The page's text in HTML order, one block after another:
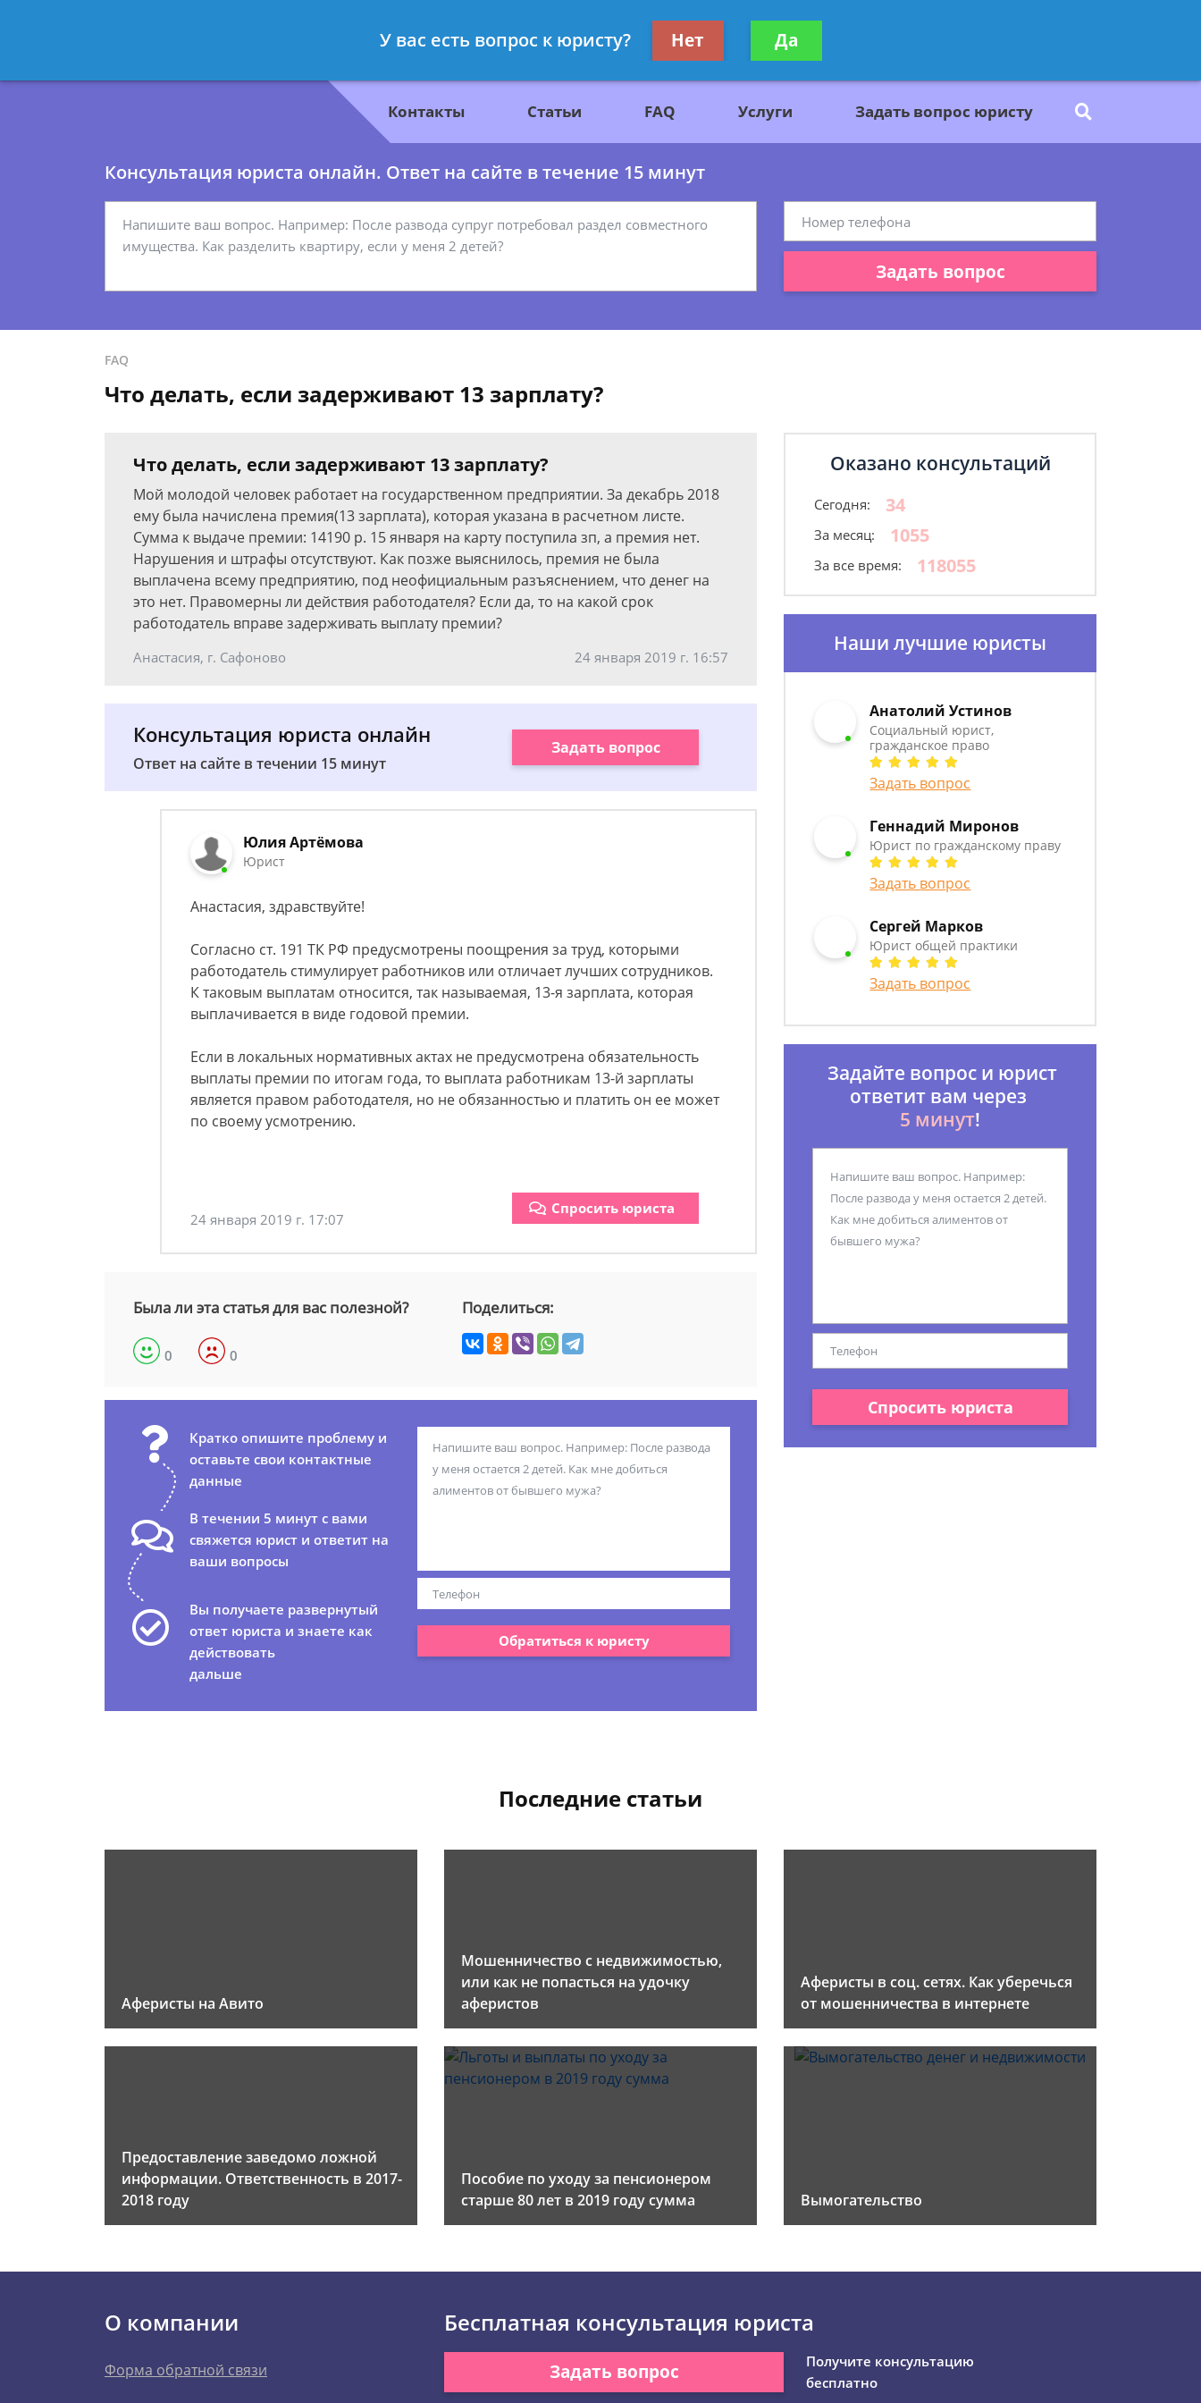
- Юрист по гражданскому праву
Получите консультацию
бесплатно
Контакты Статьи FAQ Услуги Задать вопрос юристу
Консультация юриста онлайн. Ответ на сайте в течение 15 минут
Задать вопрос
FAQ
Что делать, если задерживают 13 зарплату?
Что делать, если задерживают 13 зарплату?
Мой молодой человек работает на государственном предприятии. За декабрь 2018
ему была начислена премия(13 зарплата), которая указана в расчетном листе.
Сумма к выдаче премии: 14190 р. 15 января на карту поступила зп, а премия нет.
Нарушения и штрафы отсутствуют. Как позже выяснилось, премия не была
выплачена всему предприятию, под неофициальным разъяснением, что денег на
это нет. Правомерны ли действия работодателя? Если да, то на какой срок
работодатель вправе задерживать выплату премии?
Анастасия, г. Сафоново 24 января 2019 г. 16:57
Консультация юриста онлайн
Ответ на сайте в течении 15 минут
Задать вопрос
Юлия Аpтёмoвa
Юрист
Анастасия, здравствуйте!
Согласно ст. 191 ТК РФ предусмотрены поощрения за труд, которыми
работодатель стимулирует работников или отличает лучших сотрудников.
К таковым выплатам относится, так называемая, 13-я зарплата, которая
выплачивается в виде годовой премии.
Если в локальных нормативных актах не предусмотрена обязательность
выплаты премии по итогам года, то выплата работникам 13-й зарплаты
является правом работодателя, но не обязанностью и платить он ее может
по своему усмотрению.
24 января 2019 г. 17:07
Спросить юриста
Была ли эта статья для вас полезной?
0 0
Поделиться:
Кратко опишите проблему и
оставьте свои контактные
данные
В течении 5 минут с вами
свяжется юрист и ответит на
ваши вопросы
Вы получаете развернутый
ответ юриста и знаете как
действовать
дальше
Обратиться к юристу
Оказано консультаций
Сегодня: 34
За месяц: 1055
За все время: 118055
Наши лучшие юристы
Анатолий Устинов
Социальный юрист,
гражданское право
Задать вопрос
Геннадий Миронов
Юрист по гражданскому праву
Задать вопрос
Сергей Марков
Юрист общей практики
Задать вопрос
Задайте вопрос и юрист
ответит вам через
5 минут!
Спросить юриста
Последние статьи
Аферисты на Авито
Мошенничество с недвижимостью,
или как не попасться на удочку
аферистов
Аферисты в соц. сетях. Как уберечься
от мошенничества в интернете
Предоставление заведомо ложной
информации. Ответственность в 2017-
2018 году
Пособие по уходу за пенсионером
старше 80 лет в 2019 году сумма
Вымогательство
О компании
Форма обратной связи
Бесплатная консультация юриста
Задать вопрос
Получите консультацию
бесплатно
У вас есть вопрос к юристу? Нет Да